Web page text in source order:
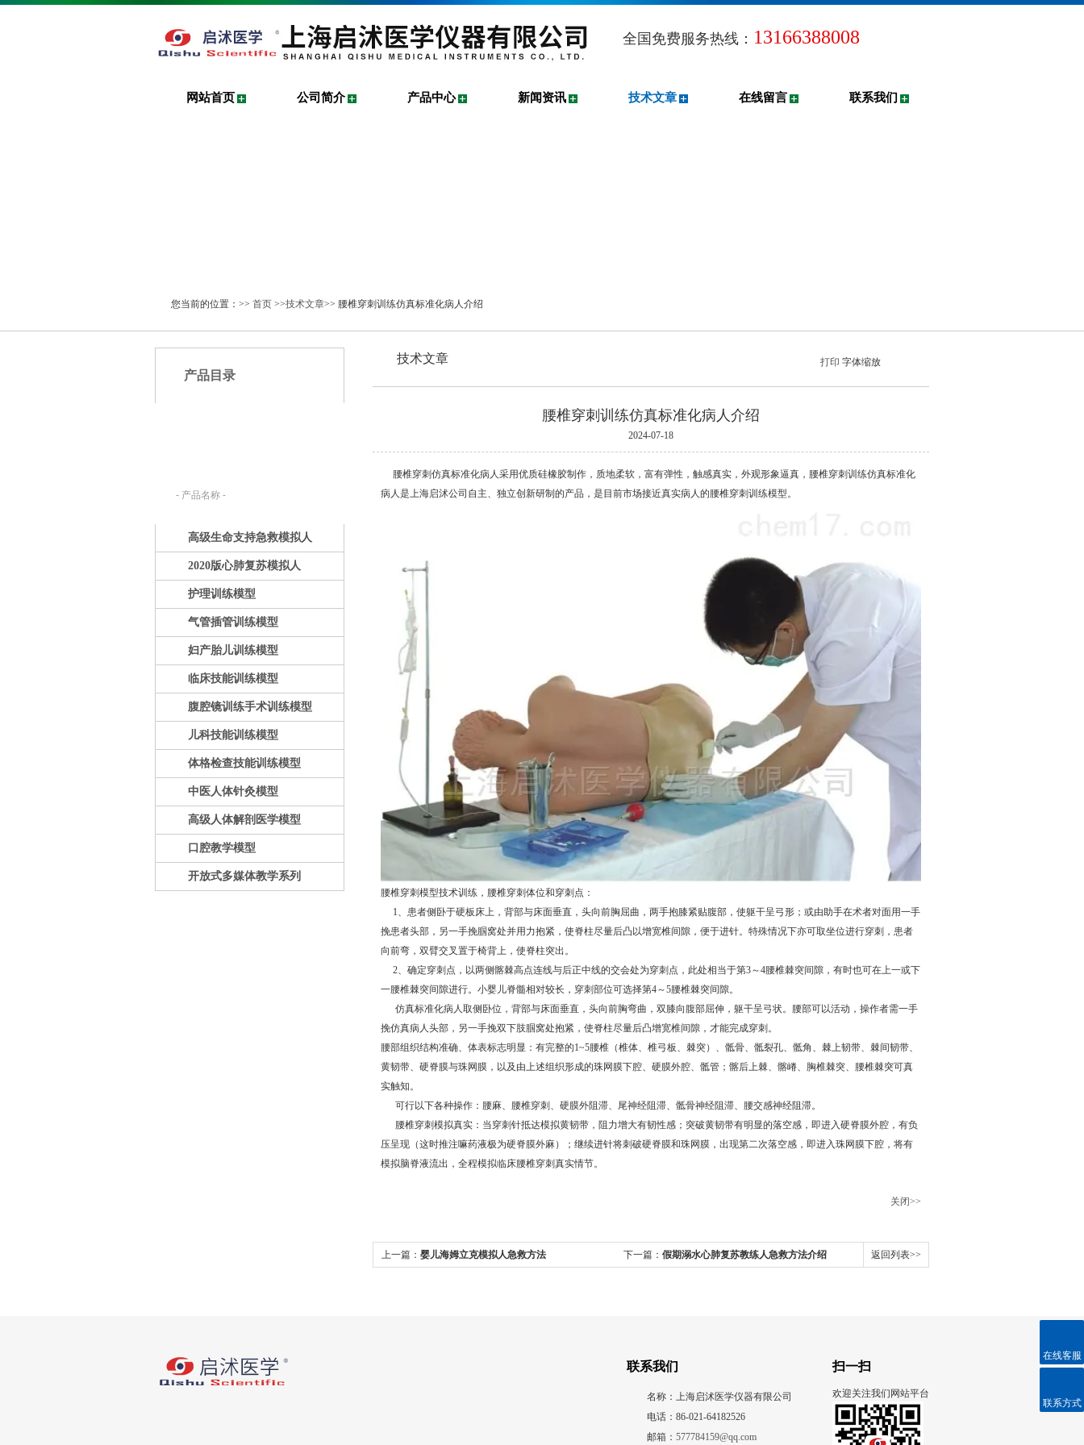
全国免费服务热线： 13166388008
网站首页 公司简介 产品中心 新闻资讯 技术文章 在线留言 联系我们
您当前的位置：>> 首页 >>技术文章>> 腰椎穿刺训练仿真标准化病人介绍
产品目录
高级生命支持急救模拟人
2020版心肺复苏模拟人
护理训练模型
气管插管训练模型
妇产胎儿训练模型
临床技能训练模型
腹腔镜训练手术训练模型
儿科技能训练模型
体格检查技能训练模型
中医人体针灸模型
高级人体解剖医学模型
口腔教学模型
开放式多媒体教学系列
技术文章 打印 字体缩放
腰椎穿刺训练仿真标准化病人介绍
2024-07-18
腰椎穿刺仿真标准化病人采用优质硅橡胶制作，质地柔软，富有弹性，触感真实，外观形象逼真，腰椎穿刺训练仿真标准化
病人是上海启沭公司自主、独立创新研制的产品，是目前市场接近真实病人的腰椎穿刺训练模型。
腰椎穿刺模型技术训练，腰椎穿刺体位和穿刺点：
1、患者侧卧于硬板床上，背部与床面垂直，头向前胸屈曲，两手抱膝紧贴腹部，使躯干呈弓形；或由助手在术者对面用一手
挽患者头部，另一手挽腘窝处并用力抱紧，使脊柱尽量后凸以增宽椎间隙，便于进针。特殊情况下亦可取坐位进行穿刺，患者
向前弯，双臂交叉置于椅背上，使脊柱突出。
2、确定穿刺点，以两侧髂棘高点连线与后正中线的交会处为穿刺点，此处相当于第3～4腰椎棘突间隙，有时也可在上一或下
一腰椎棘突间隙进行。小婴儿脊髓相对较长，穿刺部位可选择第4～5腰椎棘突间隙。
仿真标准化病人取侧卧位，背部与床面垂直，头向前胸弯曲，双膝向腹部屈伸，躯干呈弓状。腰部可以活动，操作者需一手
挽仿真病人头部，另一手挽双下肢腘窝处抱紧，使脊柱尽量后凸增宽椎间隙，才能完成穿刺。
腰部组织结构准确、体表标志明显：有完整的1~5腰椎（椎体、椎弓板、棘突）、骶骨、骶裂孔、骶角、棘上韧带、棘间韧带、
黄韧带、硬脊膜与珠网膜，以及由上述组织形成的珠网膜下腔、硬膜外腔、骶管；髂后上棘、髂嵴、胸椎棘突、腰椎棘突可真
实触知。
可行以下各种操作：腰麻、腰椎穿刺、硬膜外阻滞、尾神经阻滞、骶骨神经阻滞、腰交感神经阻滞。
腰椎穿刺模拟真实：当穿刺针抵达模拟黄韧带，阻力增大有韧性感；突破黄韧带有明显的落空感，即进入硬脊膜外腔，有负
压呈现（这时推注嘛药液极为硬脊膜外麻）；继续进针将刺破硬脊膜和珠网膜，出现第二次落空感，即进入珠网膜下腔，将有
模拟脑脊液流出，全程模拟临床腰椎穿刺真实情节。
关闭>>
上一篇： 婴儿海姆立克模拟人急救方法 下一篇： 假期溺水心肺复苏教练人急救方法介绍 返回列表>>
扫一扫
欢迎关注我们网站平台
联系我们
名称：上海启沭医学仪器有限公司
电话：86-021-64182526
邮箱： 577784159@qq.com
在线客服
联系方式